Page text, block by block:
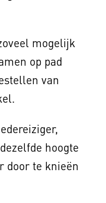
mogelijk
op pad
van
hoogte
door te knieën